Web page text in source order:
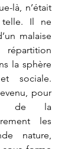
là, n’était
telle. Il ne
malaise
répartition
la sphère
sociale.
pour
de la
les
nature,